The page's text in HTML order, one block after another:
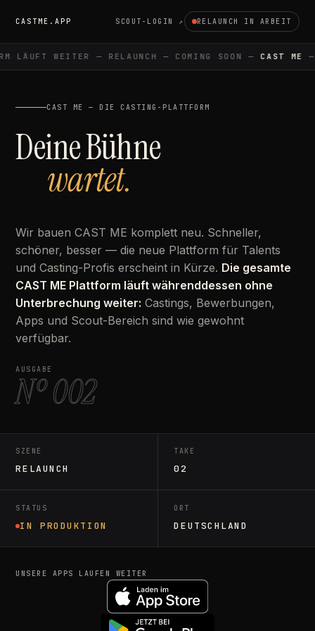
CASTME.APP SCOUT-LOGIN ↗ RELAUNCH IN ARBEIT
LÄUFT WEITER — RELAUNCH — COMING SOON — CAST ME—
CAST ME — DIE CASTING-PLATTFORM
Deine Bühne
wartet.
Wir bauen CAST ME komplett neu. Schneller,
schöner, besser — die neue Plattform für Talents
und Casting-Profis erscheint in Kürze. Die gesamte
CAST ME Plattform läuft währenddessen ohne
Unterbrechung weiter: Castings, Bewerbungen,
Apps und Scout-Bereich sind wie gewohnt
verfügbar.
AUSGABE
Nº 002
SZENE
RELAUNCH
TAKE
02
STATUS
IN PRODUKTION
ORT
DEUTSCHLAND
UNSERE APPS LAUFEN WEITER